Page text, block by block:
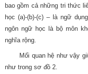
bao gồm cả những tri thức
học (a)-(b)-(c) – là ngữ
ngôn ngữ học là bộ môn
nghĩa rộng.
Mối quan hệ như vậy
như trong sơ đồ 2.